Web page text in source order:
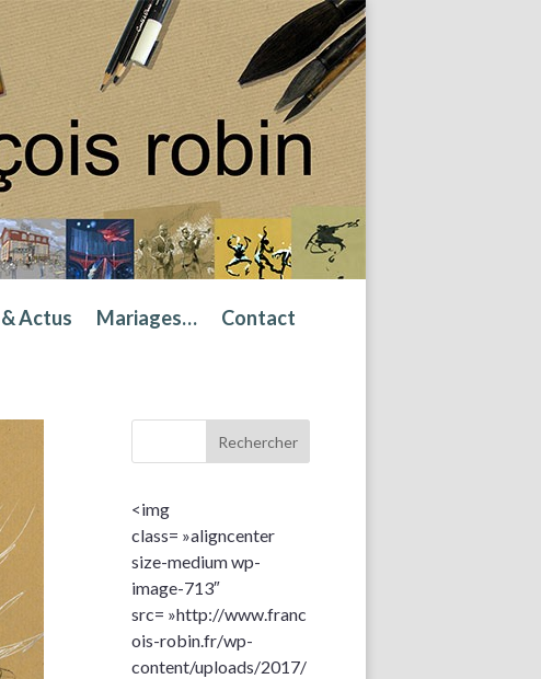
Actus Mariages… Contact
<img
class= »aligncenter
size-medium wp-
image-713″
src= »http://www.franc
ois-robin.fr/wp-
content/uploads/2017/